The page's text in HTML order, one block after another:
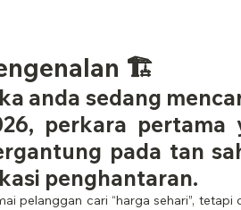
🏗️
anda sedang
perkara
pada tan
penghantaran.
pelanggan cari “harga sehari”,